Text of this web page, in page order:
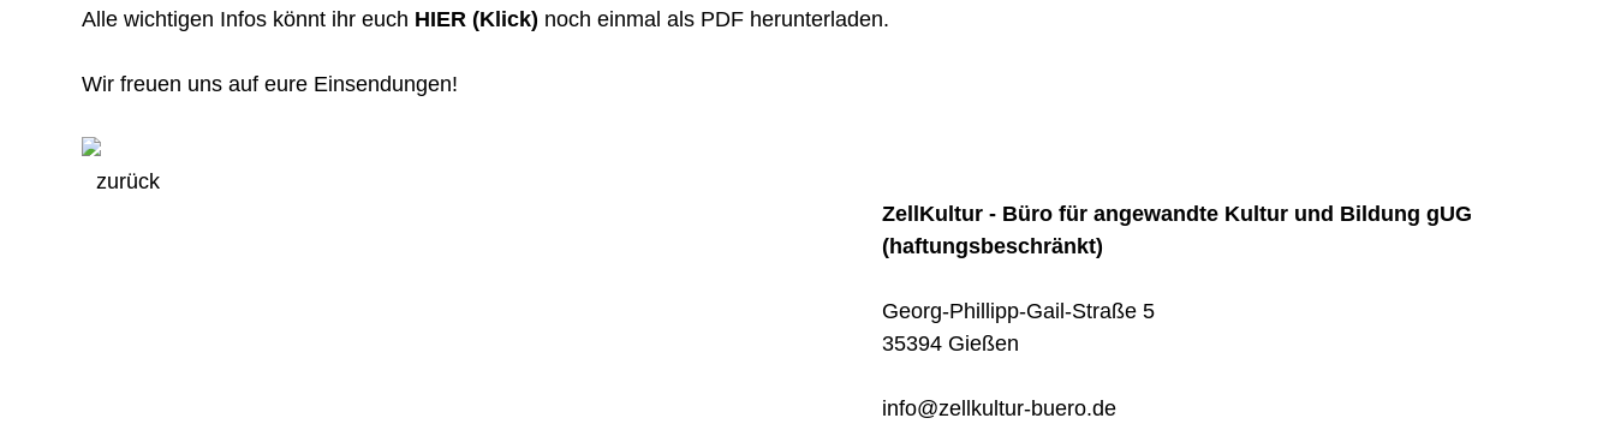
Alle wichtigen Infos könnt ihr euch HIER (Klick) noch einmal als PDF herunterladen.
Wir freuen uns auf eure Einsendungen!
zurück
ZellKultur - Büro für angewandte Kultur und Bildung gUG
(haftungsbeschränkt)
Georg-Phillipp-Gail-Straße 5
35394 Gießen
info@zellkultur-buero.de